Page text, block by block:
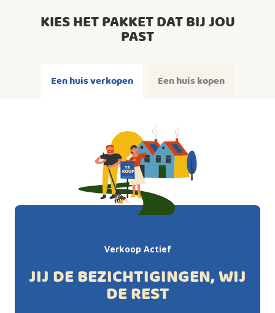
KIES HET PAKKET DAT BIJ JOU
PAST
Een huis verkopen Een huis kopen
Verkoop Actief
JIJ DE BEZICHTIGINGEN, WIJ
DE REST